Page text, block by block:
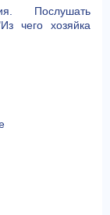
Послушать
чего хозяйка